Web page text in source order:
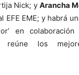
Nick; y Arancha
EFE EME; y habrá
en
reúne los